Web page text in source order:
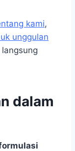
kami,
unggulan
dalam